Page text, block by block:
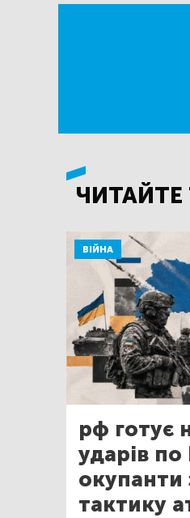
ВІЙНА
рф готує
ударів по
окупанти
тактику